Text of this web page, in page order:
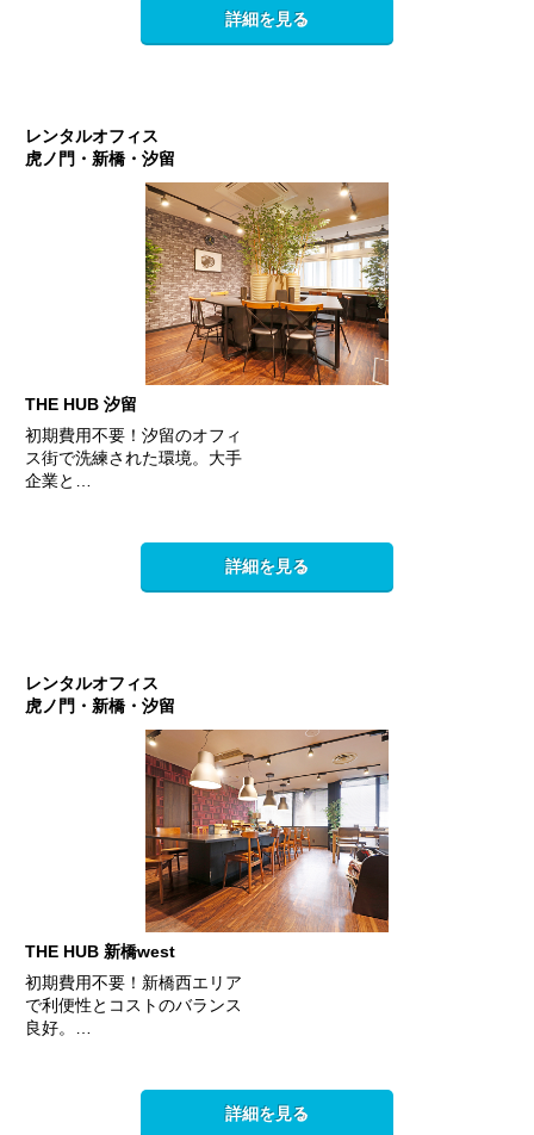
詳細を見る
レンタルオフィス
虎ノ門・新橋・汐留
THE HUB 汐留
初期費用不要！汐留のオフィ
ス街で洗練された環境。大手
企業と…
詳細を見る
レンタルオフィス
虎ノ門・新橋・汐留
THE HUB 新橋west
初期費用不要！新橋西エリア
で利便性とコストのバランス
良好。…
詳細を見る